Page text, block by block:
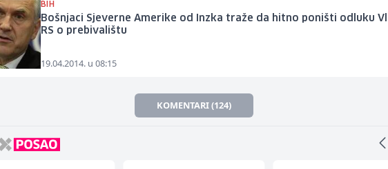
BIH
Bošnjaci Sjeverne Amerike od Inzka traže da hitno poništi odluku
RS o prebivalištu
19.04.2014. u 08:15
KOMENTARI (124)